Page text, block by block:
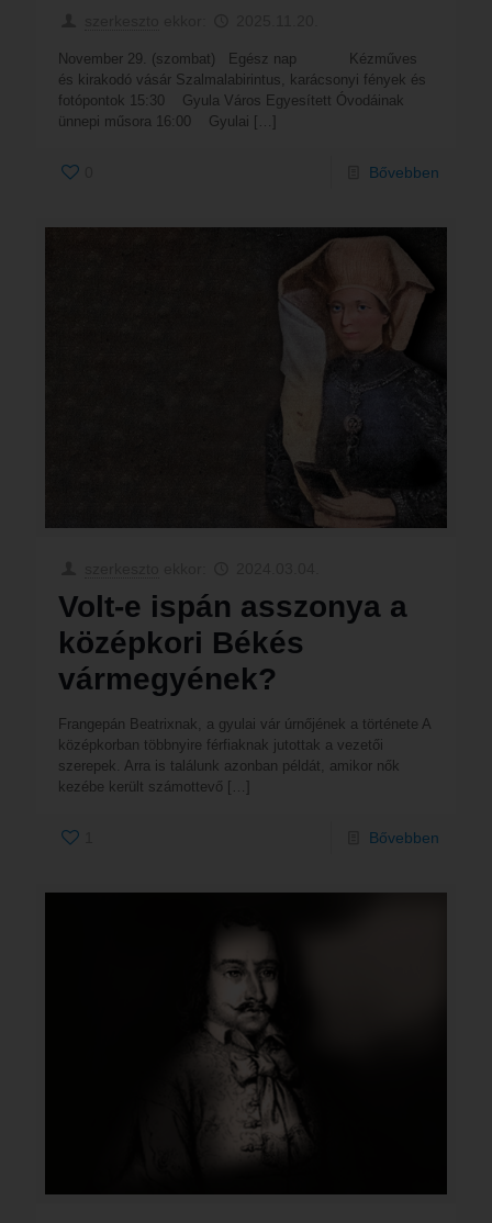
November 29. (szombat) Egész nap Kézműves
és kirakodó vásár Szalmalabirintus, karácsonyi fények és
fotópontok 15:30 Gyula Város Egyesített Óvodáinak
ünnepi műsora 16:00 Gyulai […]
Bővebben
Volt-e ispán asszonya a
középkori Békés
vármegyének?
Frangepán Beatrixnak, a gyulai vár úrnőjének a története A
középkorban többnyire férfiaknak jutottak a vezetői
szerepek. Arra is találunk azonban példát, amikor nők
kezébe került számottevő […]
Bővebben